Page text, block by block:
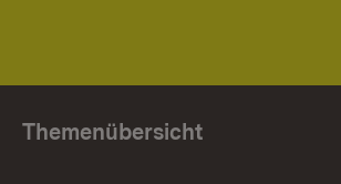
Themenübersicht